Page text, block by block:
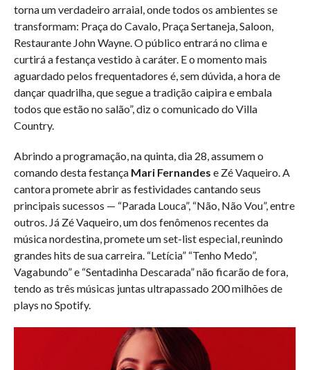
torna um verdadeiro arraial, onde todos os ambientes se
transformam: Praça do Cavalo, Praça Sertaneja, Saloon,
Restaurante John Wayne. O público entrará no clima e
curtirá a festança vestido à caráter. E o momento mais
aguardado pelos frequentadores é, sem dúvida, a hora de
dançar quadrilha, que segue a tradição caipira e embala
todos que estão no salão”, diz o comunicado do Villa
Country.
Abrindo a programação, na quinta, dia 28, assumem o
comando desta festança Mari Fernandes e Zé Vaqueiro. A
cantora promete abrir as festividades cantando seus
principais sucessos — “Parada Louca”, “Não, Não Vou”, entre
outros. Já Zé Vaqueiro, um dos fenômenos recentes da
música nordestina, promete um set-list especial, reunindo
grandes hits de sua carreira. “Letícia” “Tenho Medo”,
Vagabundo” e “Sentadinha Descarada” não ficarão de fora,
tendo as três músicas juntas ultrapassado 200 milhões de
plays no Spotify.